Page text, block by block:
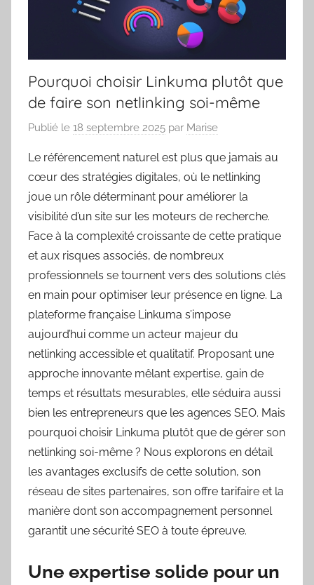
Pourquoi choisir Linkuma plutôt que
de faire son netlinking soi-même
Publié le 18 septembre 2025 par Marise
Le référencement naturel est plus que jamais au
cœur des stratégies digitales, où le netlinking
joue un rôle déterminant pour améliorer la
visibilité d’un site sur les moteurs de recherche.
Face à la complexité croissante de cette pratique
et aux risques associés, de nombreux
professionnels se tournent vers des solutions clés
en main pour optimiser leur présence en ligne. La
plateforme française Linkuma s’impose
aujourd’hui comme un acteur majeur du
netlinking accessible et qualitatif. Proposant une
approche innovante mêlant expertise, gain de
temps et résultats mesurables, elle séduira aussi
bien les entrepreneurs que les agences SEO. Mais
pourquoi choisir Linkuma plutôt que de gérer son
netlinking soi-même ? Nous explorons en détail
les avantages exclusifs de cette solution, son
réseau de sites partenaires, son offre tarifaire et la
manière dont son accompagnement personnel
garantit une sécurité SEO à toute épreuve.
Une expertise solide pour un